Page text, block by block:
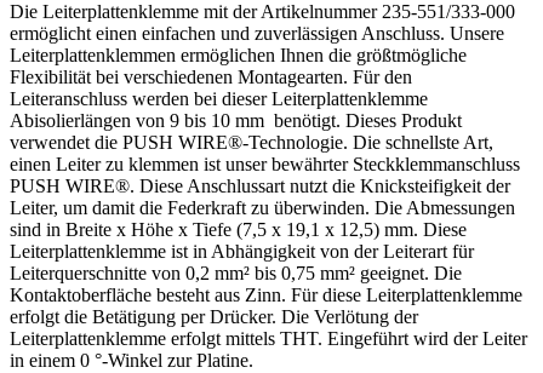
Die Leiterplattenklemme mit der Artikelnummer 235-551/333-000
ermöglicht einen einfachen und zuverlässigen Anschluss. Unsere
Leiterplattenklemmen ermöglichen Ihnen die größtmögliche
Flexibilität bei verschiedenen Montagearten. Für den
Leiteranschluss werden bei dieser Leiterplattenklemme
Abisolierlängen von 9 bis 10 mm benötigt. Dieses Produkt
verwendet die PUSH WIRE®-Technologie. Die schnellste Art,
einen Leiter zu klemmen ist unser bewährter Steckklemmanschluss
PUSH WIRE®. Diese Anschlussart nutzt die Knicksteifigkeit der
Leiter, um damit die Federkraft zu überwinden. Die Abmessungen
sind in Breite x Höhe x Tiefe (7,5 x 19,1 x 12,5) mm. Diese
Leiterplattenklemme ist in Abhängigkeit von der Leiterart für
Leiterquerschnitte von 0,2 mm² bis 0,75 mm² geeignet. Die
Kontaktoberfläche besteht aus Zinn. Für diese Leiterplattenklemme
erfolgt die Betätigung per Drücker. Die Verlötung der
Leiterplattenklemme erfolgt mittels THT. Eingeführt wird der Leiter
in einem 0 °-Winkel zur Platine.